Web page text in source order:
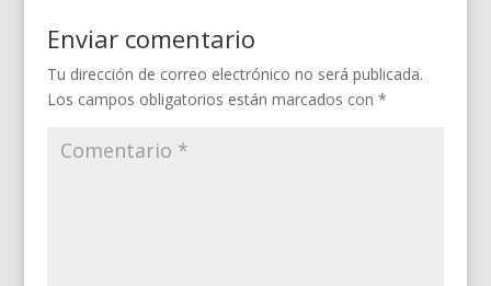
Enviar comentario
Tu dirección de correo electrónico no será publicada.
Los campos obligatorios están marcados con *